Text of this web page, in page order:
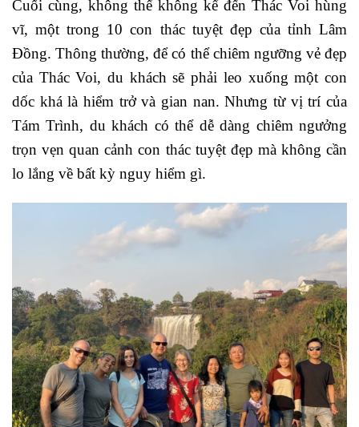
Cuối cùng, không thể không kể đến Thác Voi hùng
vĩ, một trong 10 con thác tuyệt đẹp của tỉnh Lâm
Đồng. Thông thường, để có thể chiêm ngưỡng vẻ đẹp
của Thác Voi, du khách sẽ phải leo xuống một con
dốc khá là hiểm trở và gian nan. Nhưng từ vị trí của
Tám Trình, du khách có thể dễ dàng chiêm ngưởng
trọn vẹn quan cảnh con thác tuyệt đẹp mà không cần
lo lắng về bất kỳ nguy hiểm gì.